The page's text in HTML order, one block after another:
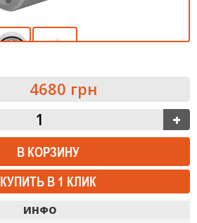
4680 грн
КУПИТЬ В 1 КЛИК
ИНФО